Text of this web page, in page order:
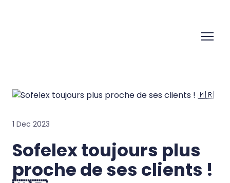
1 Dec 2023
Sofelex toujours plus
proche de ses clients !